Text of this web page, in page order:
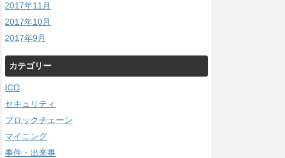
2017年11月
2017年10月
2017年9月
カテゴリー
ICO
セキュリティ
ブロックチェーン
マイニング
事件・出来事